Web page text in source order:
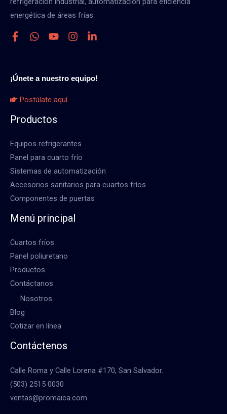
energética de áreas frías.
¡Únete a nuestro equipo!
Postúlate aquí
Productos
Equipos refrigerantes
Panel para cuarto frío
Sistemas de automatización
Accesorios sanitarios para cuartos fríos
Componentes de puertas
Menú principal
Cuartos fríos
Panel poliuretano
Productos
Contáctanos
Nosotros
Blog
Cotizar en línea
Contáctenos
Calle Roma y Calle Lorena #170, San Salvador.
(503) 2515 0030
ventas@promaica.com